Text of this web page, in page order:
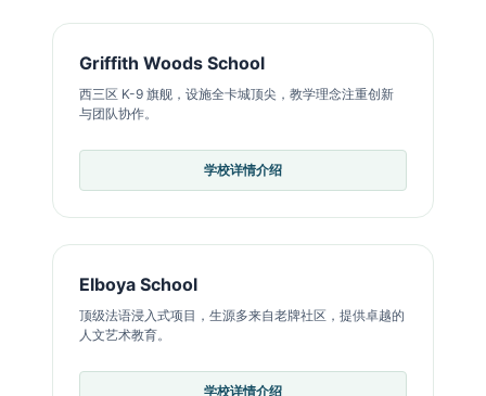
Griffith Woods School
西三区 K-9 旗舰，设施全卡城顶尖，教学理念注重创新
与团队协作。
学校详情介绍
Elboya School
顶级法语浸入式项目，生源多来自老牌社区，提供卓越的
人文艺术教育。
学校详情介绍